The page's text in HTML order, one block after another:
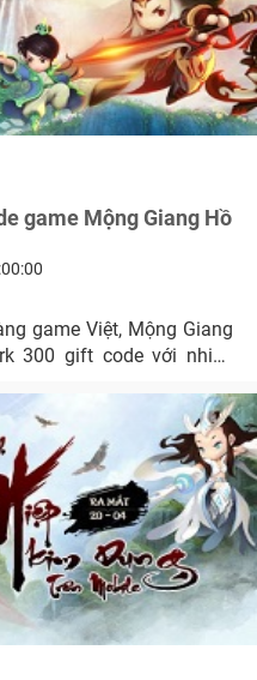
game Mộng Giang Hồ
game Việt, Mộng Giang
300 gift code với nhiều